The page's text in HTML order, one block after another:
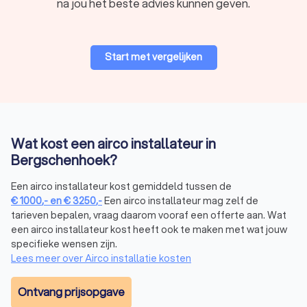
hoogste standaarden te installeren.
correcte en veilige aansluiting van de airconditioning.
Met een goede installatie door een
airco-installatiebedrijf haal je het maximale uit je
Vraag vandaag nog offertes aan bij drie tot vier airco-
installatiebedrijven in Bergschenhoek en vind de juiste
airco in Bergschenhoek.
Wat kost een airco-installateur in
Bergschenhoek?
tussen de € 1.000,- en € 3.250,-
variëren afhankelijk van het type airco, de complexiteit van de
Start met vergelijken
Wat kost een airco installateur in
Bergschenhoek?
Een airco installateur kost gemiddeld tussen de
€1000,- en€3250,-Een airco installateur mag zelf de
tarieven bepalen, vraag daarom vooraf een offerte aan. Wat
een airco installateur kost heeft ook te maken met wat jouw
specifieke wensen zijn.
Lees meer over Airco installatie kosten
Ontvang prijsopgave